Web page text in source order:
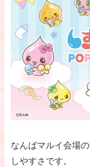
なんばマルイ会場
しやすさです。